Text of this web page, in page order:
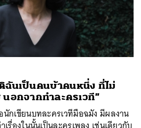
ฉันเป็นคนบ้าคนหนึ่ง ที่ไม่
นอกจากทำละครเวที”
นักเขียนบทละครเวทีมือฉมัง มีผลงาน